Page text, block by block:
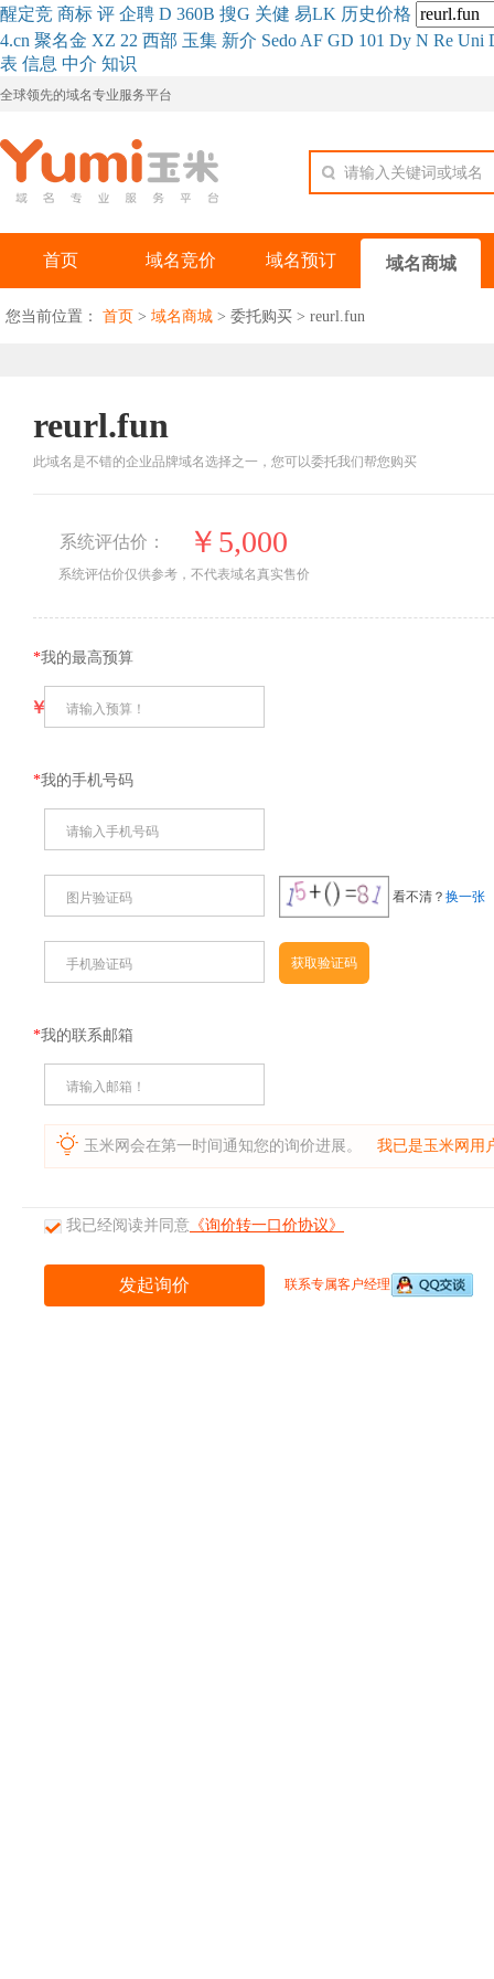
醒定竞 商标 评 企聘 D 360B 搜G 关健 易LK 历史价格
4.cn 聚名金 XZ 22 西部 玉集 新介 Sedo AF GD 101 Dy N Re Uni
表 信息 中介 知识